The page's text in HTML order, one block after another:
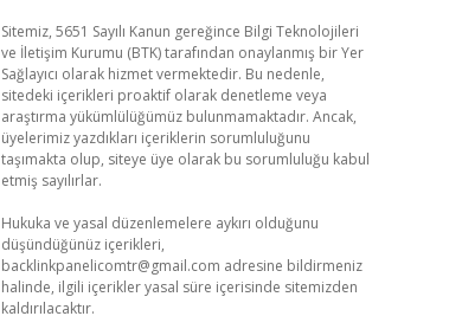
Sitemiz, 5651 Sayılı Kanun gereğince Bilgi Teknolojileri
ve İletişim Kurumu (BTK) tarafından onaylanmış bir Yer
Sağlayıcı olarak hizmet vermektedir. Bu nedenle,
sitedeki içerikleri proaktif olarak denetleme veya
araştırma yükümlülüğümüz bulunmamaktadır. Ancak,
üyelerimiz yazdıkları içeriklerin sorumluluğunu
taşımakta olup, siteye üye olarak bu sorumluluğu kabul
etmiş sayılırlar.
Hukuka ve yasal düzenlemelere aykırı olduğunu
düşündüğünüz içerikleri,
backlinkpanelicomtr@gmail.com adresine bildirmeniz
halinde, ilgili içerikler yasal süre içerisinde sitemizden
kaldırılacaktır.